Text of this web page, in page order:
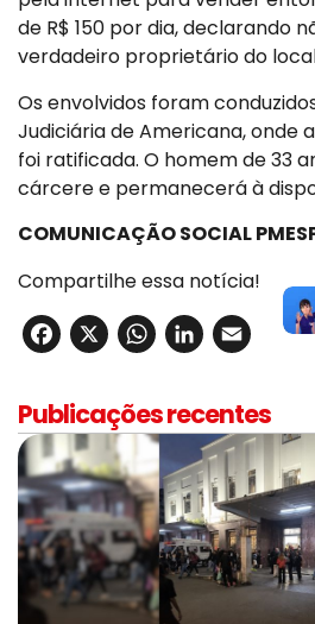
de R$ 150 por dia, declarando
verdadeiro proprietário do
Os envolvidos foram
Judiciária de Americana, onde
foi ratificada. O homem de 33
cárcere e permanecerá à
COMUNICAÇÃO SOCIAL
Compartilhe essa notícia!
Facebook
X
Publicações recentes